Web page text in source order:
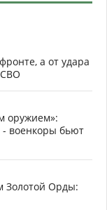
а от удара
оружием»:
- военкоры бьют
Золотой Орды: